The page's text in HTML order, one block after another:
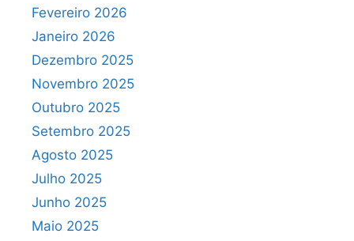
Fevereiro 2026
Janeiro 2026
Dezembro 2025
Novembro 2025
Outubro 2025
Setembro 2025
Agosto 2025
Julho 2025
Junho 2025
Maio 2025